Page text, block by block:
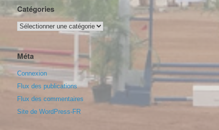
Catégories
Catégories
Méta
Connexion
Flux des publications
Flux des commentaires
Site de WordPress-FR